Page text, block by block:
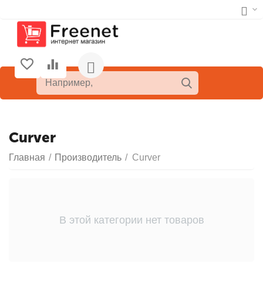
Curver
Главная / Производитель / Curver
В этой категории нет товаров